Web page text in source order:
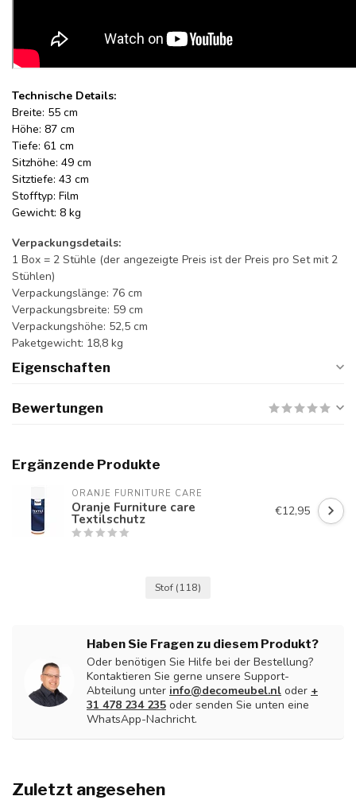
Technische Details:
Breite: 55 cm
Höhe: 87 cm
Tiefe: 61 cm
Sitzhöhe: 49 cm
Sitztiefe: 43 cm
Stofftyp: Film
Gewicht: 8 kg
Verpackungsdetails:
1 Box = 2 Stühle (der angezeigte Preis ist der Preis pro Set mit 2
Stühlen)
Verpackungslänge: 76 cm
Verpackungsbreite: 59 cm
Verpackungshöhe: 52,5 cm
Paketgewicht: 18,8 kg
Eigenschaften
Bewertungen
Ergänzende Produkte
ORANJE FURNITURE CARE
Oranje Furniture care
Textilschutz €12,95
Stof (118)
Haben Sie Fragen zu diesem Produkt?
Oder benötigen Sie Hilfe bei der Bestellung?
Kontaktieren Sie gerne unsere Support-
Abteilung unter info@decomeubel.nl oder +
31 478 234 235 oder senden Sie unten eine
WhatsApp-Nachricht.
Zuletzt angesehen